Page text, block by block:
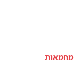
מחמאות